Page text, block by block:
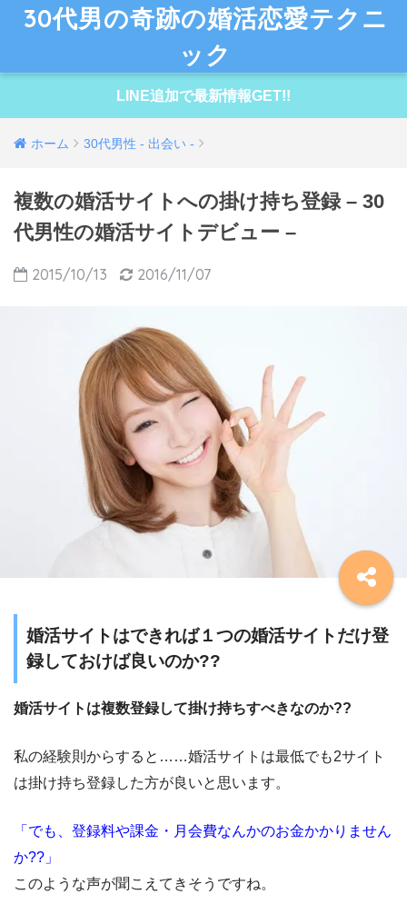
30代男の奇跡の婚活恋愛テクニ
ック
LINE追加で最新情報GET!!
ホーム 30代男性 - 出会い -
複数の婚活サイトへの掛け持ち登録 – 30
代男性の婚活サイトデビュー –
2015/10/13 2016/11/07
婚活サイトはできれば１つの婚活サイトだけ登
録しておけば良いのか??
婚活サイトは複数登録して掛け持ちすべきなのか??
私の経験則からすると……婚活サイトは最低でも2サイト
は掛け持ち登録した方が良いと思います。
「でも、登録料や課金・月会費なんかのお金かかりません
か??」
このような声が聞こえてきそうですね。